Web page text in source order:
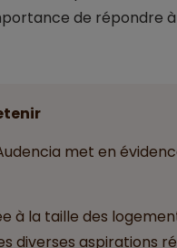
de répondre à
met en
à la taille des
diverses aspirations